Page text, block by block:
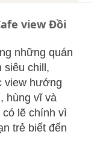
view Đồi
những quán
siêu chill,
view hướng
hùng vĩ và
có lẽ chính vì
trẻ biết đến